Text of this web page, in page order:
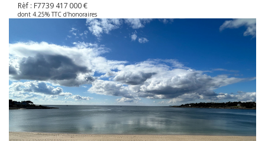
Rèf : F7739 417 000 €
dont 4.25% TTC d'honoraires